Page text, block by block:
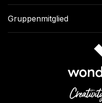
Gruppenmitglied